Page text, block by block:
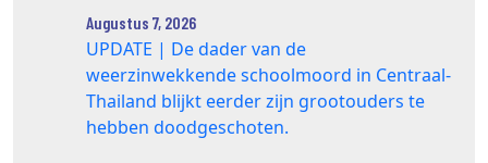
Augustus 7, 2026
UPDATE | De dader van de
weerzinwekkende schoolmoord in Centraal-
Thailand blijkt eerder zijn grootouders te
hebben doodgeschoten.